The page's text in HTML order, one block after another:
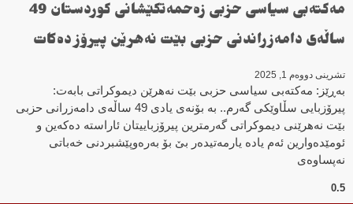
مەكتەبی سیاسی حزبی زەحمەتكێشانی كوردستان 49
ساڵەی دامەزراندنی حزبی بێت نەهرێن پیرۆز دەكات
تشرینی دووەم 1, 2025
بەڕێز: مەکتەبی سیاسی حزبی بێت نەهرێن دیموکراتی بابەت:
پیرۆزبایی سڵاوێكی گەرم.. بە بۆنەی یادی 49 ساڵەی دامەزرانی حزبی
بێت نەهرێنی دیموکراتی گەرمترین پیرۆزباییتان ئاراستە دەکەین و
ئومێدەوارین ئەم یادە یارمەتیدەر بێ بۆ بەرەوپێشبردنی خەباتی
نەپساوەی